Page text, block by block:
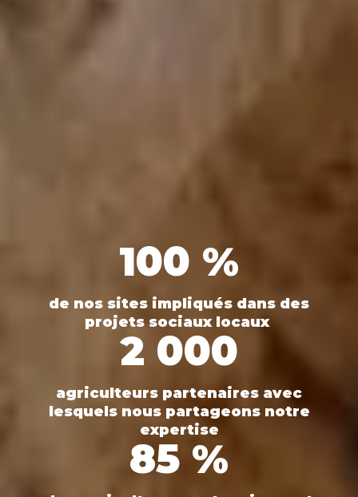
100 %
de nos sites impliqués dans des
projets sociaux locaux
2 000
agriculteurs partenaires avec
lesquels nous partageons notre
expertise
85 %